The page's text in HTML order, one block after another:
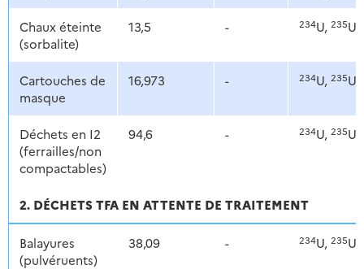
Chaux éteinte
(sorbalite)
13,5 - 234U, 235U,
Cartouches de
masque
16,973 - 234U, 235U,
Déchets en I2
(ferrailles/non
compactables)
94,6 - 234U, 235U,
2. DÉCHETS TFA EN ATTENTE DE TRAITEMENT
Balayures
(pulvéruents)
38,09 - 234U, 235U,